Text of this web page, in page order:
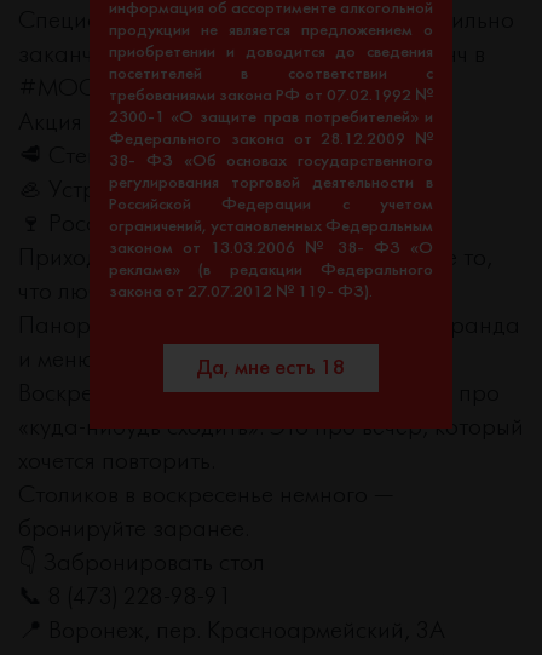
Специально для тех, кто знает, как правильно
заканчивать неделю — воскресный бранч в
#МОСКВЕ с кешбэком 30%.
Акция распространяется на:
🥩 Стейки
🦪 Устрицы
🍷 Российское вино
Приходите в воскресенье — заказывайте то,
что любите — получайте 30% обратно.
и меню, которое говорит само за себя.
Воскресный бранч в #МОСКВЕ — это не про
«куда-нибудь сходить». Это про вечер, который
информация об ассортименте алкогольной
продукции не является предложением о
приобретении и доводится до сведения
посетителей в соответствии с
требованиями закона РФ от 07.02.1992 №
2300-1 «О защите прав потребителей» и
Федерального закона от 28.12.2009 №
38- ФЗ «Об основах государственного
регулирования торговой деятельности в
Российской Федерации с учетом
ограничений, установленных Федеральным
законом от 13.03.2006 № 38- ФЗ «О
рекламе» (в редакции Федерального
закона от 27.07.2012 № 119- ФЗ).
Да, мне есть 18